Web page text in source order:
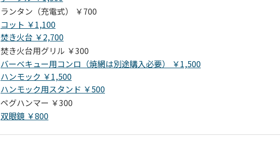
ランタン（充電式） ￥700
コット ￥1,100
焚き火台 ￥2,700
焚き火台用グリル ￥300
バーベキュー用コンロ（焼網は別途購入必要） ￥1,500
ハンモック ￥1,500
ハンモック用スタンド ￥500
ペグハンマー ￥300
双眼鏡 ￥800